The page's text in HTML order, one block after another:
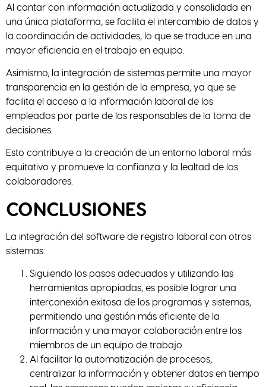
Al contar con información actualizada y consolidada en
una única plataforma, se facilita el intercambio de datos y
la coordinación de actividades, lo que se traduce en una
mayor eficiencia en el trabajo en equipo.
Asimismo, la integración de sistemas permite una mayor
transparencia en la gestión de la empresa, ya que se
facilita el acceso a la información laboral de los
empleados por parte de los responsables de la toma de
decisiones.
Esto contribuye a la creación de un entorno laboral más
equitativo y promueve la confianza y la lealtad de los
colaboradores.
CONCLUSIONES
La integración del software de registro laboral con otros
sistemas:
Siguiendo los pasos adecuados y utilizando las
herramientas apropiadas, es posible lograr una
interconexión exitosa de los programas y sistemas,
permitiendo una gestión más eficiente de la
información y una mayor colaboración entre los
miembros de un equipo de trabajo.
Al facilitar la automatización de procesos,
centralizar la información y obtener datos en tiempo